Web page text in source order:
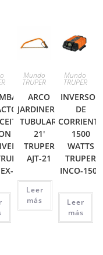
25
Mundo
TRUPER
ARCO
JARDINERO
TUBULAR,
21′
TRUPER
AJT-21
Leer
más
Mundo
TRUPER
INVERSOR
DE
CORRIENTE
1500
WATTS
TRUPER
INCO-1500
Leer
más